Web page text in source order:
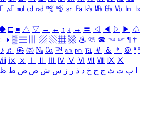
㎌ ㏖ ㏅ ㎭ ㎮ ㎯ ㏛ ㎩ ㎪ ㎫ ㎬ ㏝ ㏐
㏓
□ ■ △ ▽ → ← ↑ ↓ ↔ 〓 ◁ ◀ ▷ ▶ ♤
◑ ▒ ▤ ▨ ▧ ▦ ▩ ♨ ☏ ☎ ☜ ☞ ¶ †
♪ ♬ ㉿ ㈜ № ㏇ ™ ㏂ ㏘ ℡ ＃ ＆ ＊ ＠ ª º
ⅸ ⅹ Ⅳ Ⅴ Ⅵ Ⅶ Ⅷ Ⅸ Ⅹ
ب ت ث ج ح خ د ذ ر ز س ش ص ض ط ظ